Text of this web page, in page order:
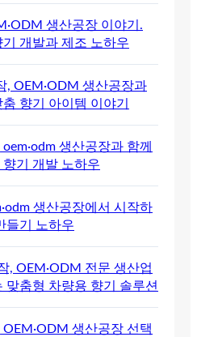
생산공장 이야기.
개발과 제조 노하우
, OEM·ODM 생산공장과
향기 아이템 이야기
생산공장과 함께
기 개발 노하우
생산공장에서 시작하
들기 노하우
, OEM·ODM 전문 생산업
맞춤형 차량용 향기 솔루션
생산공장 선택